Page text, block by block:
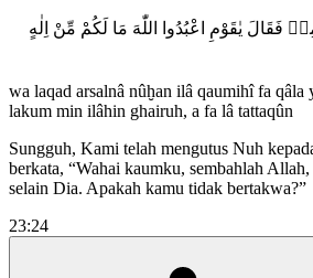
فَقَالَ يٰقَوْمِ اعْبُدُوا اللّٰهَ مَا لَكُمْ مِّنْ اِلٰهٍ
wa laqad arsalnâ nûḫan ilâ qaumihî fa qâla
lakum min ilâhin ghairuh, a fa lâ tattaqûn
Sungguh, Kami telah mengutus Nuh
berkata, “Wahai kaumku, sembahlah
selain Dia. Apakah kamu tidak bertakwa?”
23:24